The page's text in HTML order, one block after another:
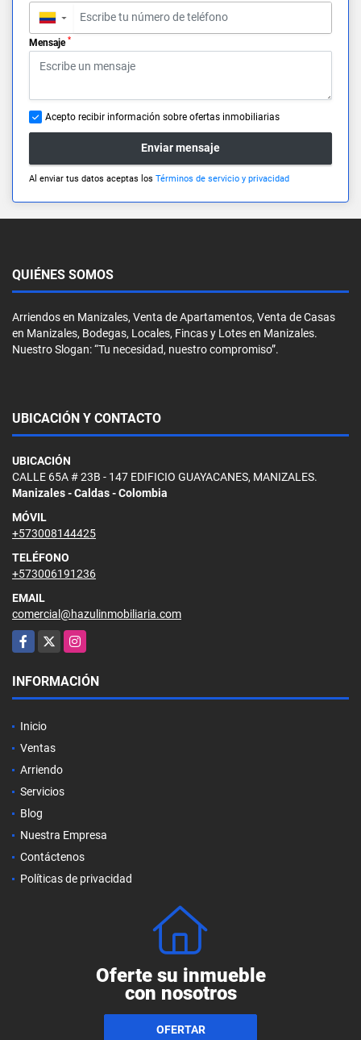
▼
Mensaje *
Acepto recibir información sobre ofertas inmobiliarias
Enviar mensaje
Al enviar tus datos aceptas los Términos de servicio y privacidad
QUIÉNES SOMOS
Arriendos en Manizales, Venta de Apartamentos, Venta de Casas
en Manizales, Bodegas, Locales, Fincas y Lotes en Manizales.
Nuestro Slogan: “Tu necesidad, nuestro compromiso”.
UBICACIÓN Y CONTACTO
UBICACIÓN
CALLE 65A # 23B - 147 EDIFICIO GUAYACANES, MANIZALES.
Manizales - Caldas - Colombia
MÓVIL
+573008144425
TELÉFONO
+573006191236
EMAIL
comercial@hazulinmobiliaria.com
Facebook
X Instagram
INFORMACIÓN
Inicio
Ventas
Arriendo
Servicios
Blog
Nuestra Empresa
Contáctenos
Políticas de privacidad
Oferte su inmueble
con nosotros
OFERTAR